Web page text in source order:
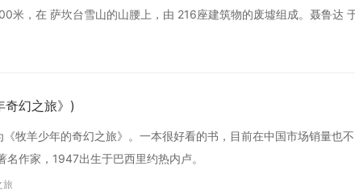
米，在 萨坎台雪山的山腰上，由 216座建筑物的废墟组成。聂鲁达
作了这 首长诗。全诗十二章，正如与马克丘·毕克丘(Macchu
奇幻之旅》)
牧羊少年的奇幻之旅》。一本很好看的书，目前在中国市场销量也不
作家，1947出生于巴西里约热内卢。
旅